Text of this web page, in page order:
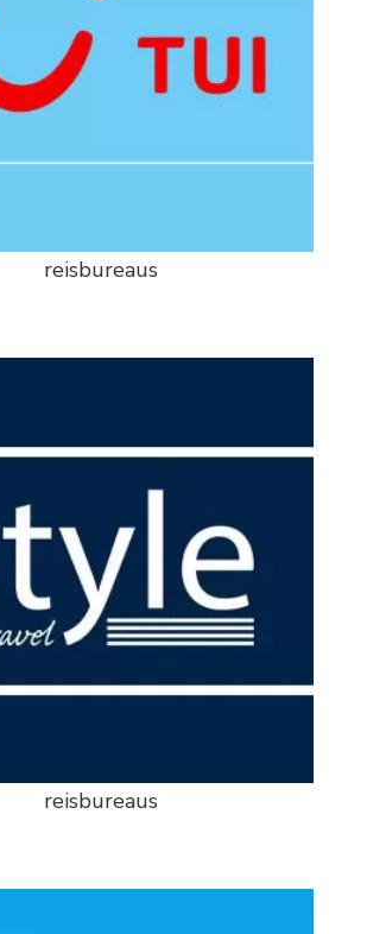
reisbureaus
reisbureaus